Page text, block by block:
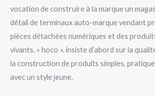
vocation de construire à la marque un
détail de terminaux auto-marque vendant
pièces détachées numériques et des
vivants. « hoco ». insiste d’abord sur la
la construction de produits simples,
avec un style jeune.